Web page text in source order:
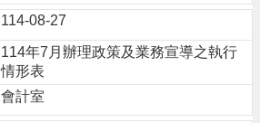
114-08-27
114年7月辦理政策及業務宣導之執行
情形表
會計室